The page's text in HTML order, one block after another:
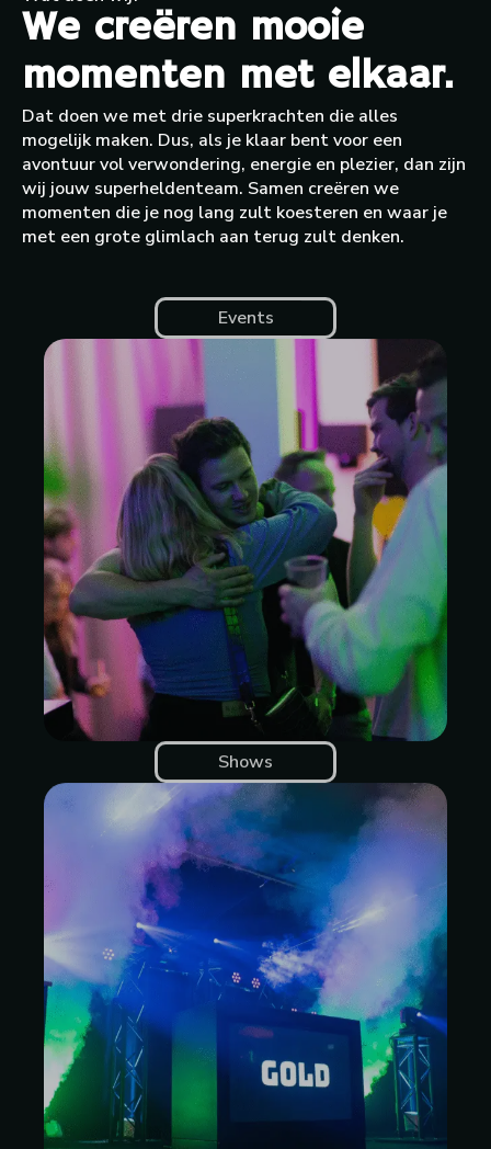
We creëren mooie
momenten met elkaar.
Dat doen we met drie superkrachten die alles
mogelijk maken. Dus, als je klaar bent voor een
avontuur vol verwondering, energie en plezier, dan zijn
wij jouw superheldenteam. Samen creëren we
momenten die je nog lang zult koesteren en waar je
met een grote glimlach aan terug zult denken.
Shows